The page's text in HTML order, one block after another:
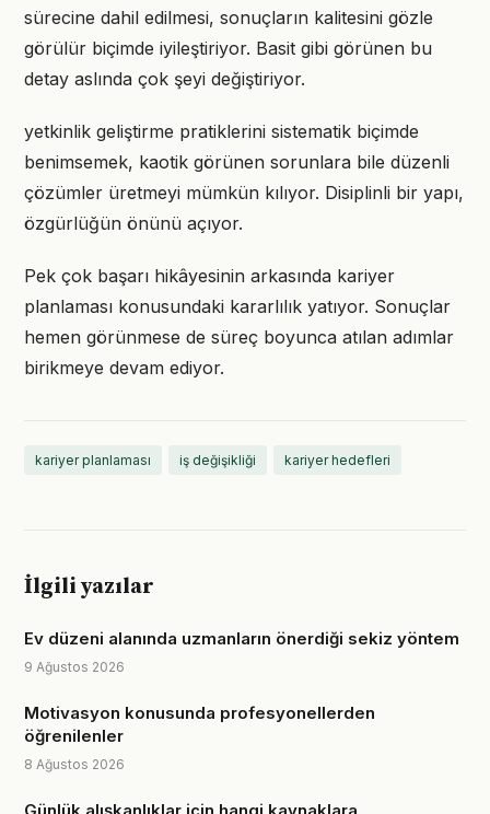
sürecine dahil edilmesi, sonuçların kalitesini gözle
görülür biçimde iyileştiriyor. Basit gibi görünen bu
detay aslında çok şeyi değiştiriyor.
yetkinlik geliştirme pratiklerini sistematik biçimde
benimsemek, kaotik görünen sorunlara bile düzenli
çözümler üretmeyi mümkün kılıyor. Disiplinli bir yapı,
özgürlüğün önünü açıyor.
Pek çok başarı hikâyesinin arkasında kariyer
planlaması konusundaki kararlılık yatıyor. Sonuçlar
hemen görünmese de süreç boyunca atılan adımlar
birikmeye devam ediyor.
kariyer planlaması iş değişikliği kariyer hedefleri
İlgili yazılar
Ev düzeni alanında uzmanların önerdiği sekiz yöntem
9 Ağustos 2026
Motivasyon konusunda profesyonellerden
öğrenilenler
8 Ağustos 2026